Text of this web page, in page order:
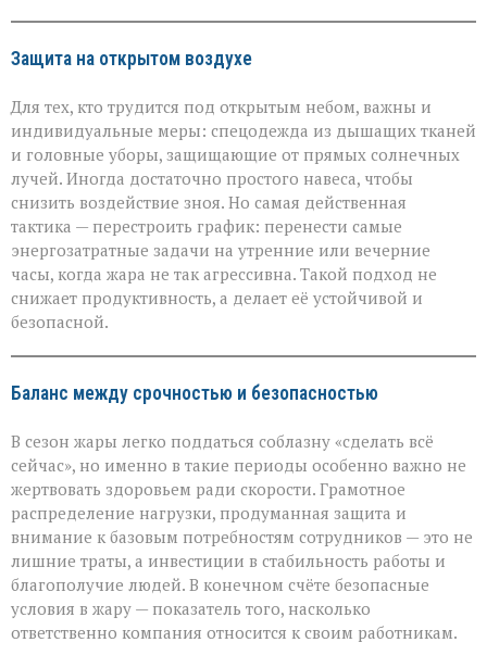
Защита на открытом воздухе
Для тех, кто трудится под открытым небом, важны и
индивидуальные меры: спецодежда из дышащих тканей
и головные уборы, защищающие от прямых солнечных
лучей. Иногда достаточно простого навеса, чтобы
снизить воздействие зноя. Но самая действенная
тактика — перестроить график: перенести самые
энергозатратные задачи на утренние или вечерние
часы, когда жара не так агрессивна. Такой подход не
снижает продуктивность, а делает её устойчивой и
безопасной.
Баланс между срочностью и безопасностью
В сезон жары легко поддаться соблазну «сделать всё
сейчас», но именно в такие периоды особенно важно не
жертвовать здоровьем ради скорости. Грамотное
распределение нагрузки, продуманная защита и
внимание к базовым потребностям сотрудников — это не
лишние траты, а инвестиции в стабильность работы и
благополучие людей. В конечном счёте безопасные
условия в жару — показатель того, насколько
ответственно компания относится к своим работникам.